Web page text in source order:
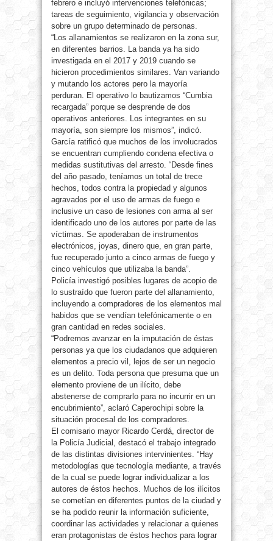
febrero e incluyó intervenciones telefónicas;
tareas de seguimiento, vigilancia y observación
sobre un grupo determinado de personas.
“Los allanamientos se realizaron en la zona sur,
en diferentes barrios. La banda ya ha sido
investigada en el 2017 y 2019 cuando se
hicieron procedimientos similares. Van variando
y mutando los actores pero la mayoría
perduran. El operativo lo bautizamos “Cumbia
recargada” porque se desprende de dos
operativos anteriores. Los integrantes en su
mayoría, son siempre los mismos”, indicó.
García ratificó que muchos de los involucrados
se encuentran cumpliendo condena efectiva o
medidas sustitutivas del arresto. “Desde fines
del año pasado, teníamos un total de trece
hechos, todos contra la propiedad y algunos
agravados por el uso de armas de fuego e
inclusive un caso de lesiones con arma al ser
identificado uno de los autores por parte de las
víctimas. Se apoderaban de instrumentos
electrónicos, joyas, dinero que, en gran parte,
fue recuperado junto a cinco armas de fuego y
cinco vehículos que utilizaba la banda”.
Policía investigó posibles lugares de acopio de
lo sustraído que fueron parte del allanamiento,
incluyendo a compradores de los elementos mal
habidos que se vendían telefónicamente o en
gran cantidad en redes sociales.
“Podremos avanzar en la imputación de éstas
personas ya que los ciudadanos que adquieren
elementos a precio vil, lejos de ser un negocio
es un delito. Toda persona que presuma que un
elemento proviene de un ilícito, debe
abstenerse de comprarlo para no incurrir en un
encubrimiento”, aclaró Caperochipi sobre la
situación procesal de los compradores.
El comisario mayor Ricardo Cerdá, director de
la Policía Judicial, destacó el trabajo integrado
de las distintas divisiones intervinientes. “Hay
metodologías que tecnología mediante, a través
de la cual se puede lograr individualizar a los
autores de éstos hechos. Muchos de los ilícitos
se cometían en diferentes puntos de la ciudad y
se ha podido reunir la información suficiente,
coordinar las actividades y relacionar a quienes
eran protagonistas de éstos hechos para lograr